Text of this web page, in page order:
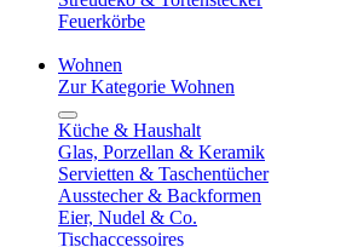
Feuerkörbe
Wohnen
Zur Kategorie Wohnen
Küche & Haushalt
Glas, Porzellan & Keramik
Servietten & Taschentücher
Ausstecher & Backformen
Eier, Nudel & Co.
Tischaccessoires